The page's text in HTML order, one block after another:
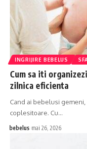
INGRIJIRE BEBELUS
Cum sa iti
zilnica eficienta
Cand ai bebelusi
coplesitoare. Cu…
bebelus mai 26, 2026